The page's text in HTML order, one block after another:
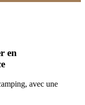
en
avec une